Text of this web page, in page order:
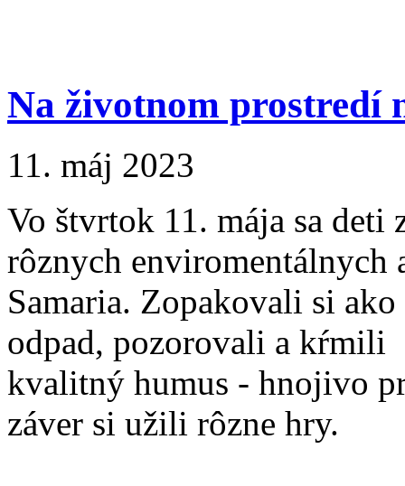
Na životnom prostredí
11. máj 2023
Vo štvrtok 11. mája sa
rôznych
Samaria. Zopakovali si
odpad, pozorovali a
kvalitný humus - hnojivo
záver si užili rôzne hry.